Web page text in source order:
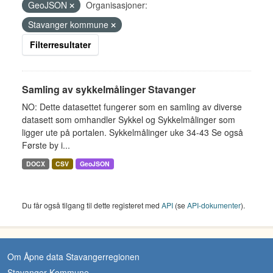
GeoJSON
Organisasjoner:
Stavanger kommune
Filterresultater
Samling av sykkelmålinger Stavanger
NO: Dette datasettet fungerer som en samling av diverse
datasett som omhandler Sykkel og Sykkelmålinger som
ligger ute på portalen. Sykkelmålinger uke 34-43 Se også
Første by i...
DOCX CSV GeoJSON
Du får også tilgang til dette registeret med API (seAPI-dokumenter).
Om Åpne data Stavangerregionen